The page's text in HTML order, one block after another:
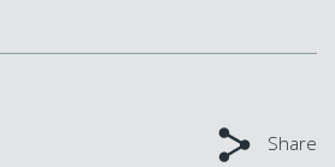
Share